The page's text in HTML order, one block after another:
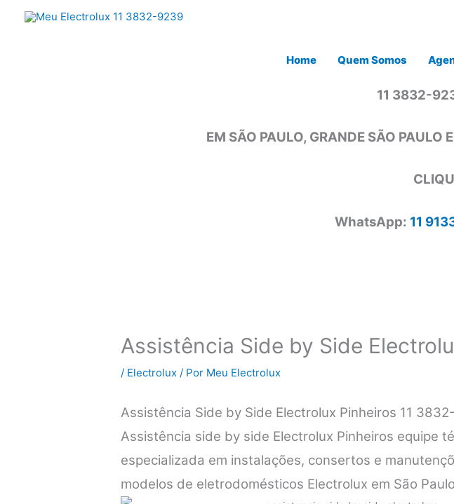
Home Quem Somos
11 3832-
EM SÃO PAULO, GRANDE SÃO PAULO
WhatsApp: 11
Assistência Side by Side
/ Electrolux / Por Meu Electrolux
Assistência Side by Side Electrolux Pinheiros 11
Assistência side by side Electrolux Pinheiros equipe
especializada em instalações, consertos e
modelos de eletrodomésticos Electrolux em São